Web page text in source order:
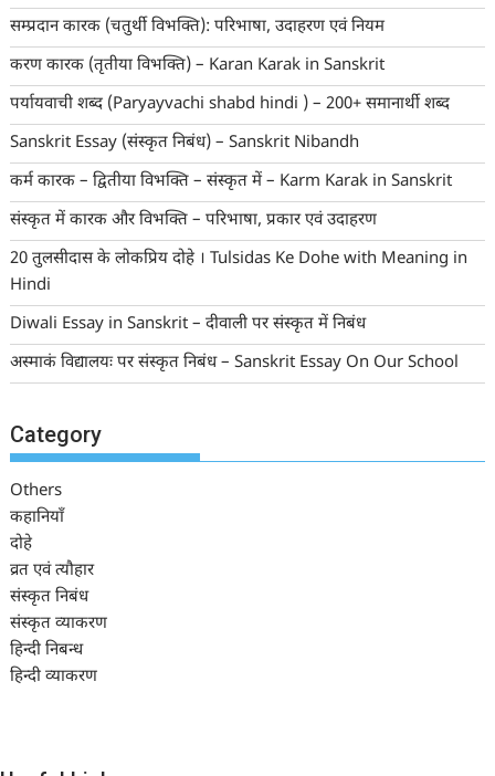
सम्प्रदान कारक (चतुर्थी विभक्ति): परिभाषा, उदाहरण एवं नियम
करण कारक (तृतीया विभक्ति) – Karan Karak in Sanskrit
पर्यायवाची शब्द (Paryayvachi shabd hindi ) – 200+ समानार्थी शब्द
Sanskrit Essay (संस्कृत निबंध) – Sanskrit Nibandh
कर्म कारक – द्वितीया विभक्ति – संस्कृत में – Karm Karak in Sanskrit
संस्कृत में कारक और विभक्ति – परिभाषा, प्रकार एवं उदाहरण
20 तुलसीदास के लोकप्रिय दोहे । Tulsidas Ke Dohe with Meaning in
Hindi
Diwali Essay in Sanskrit – दीवाली पर संस्कृत में निबंध
अस्माकं विद्यालयः पर संस्कृत निबंध – Sanskrit Essay On Our School
Category
Others
कहानियाँ
दोहे
व्रत एवं त्यौहार
संस्कृत निबंध
संस्कृत व्याकरण
हिन्दी निबन्ध
हिन्दी व्याकरण